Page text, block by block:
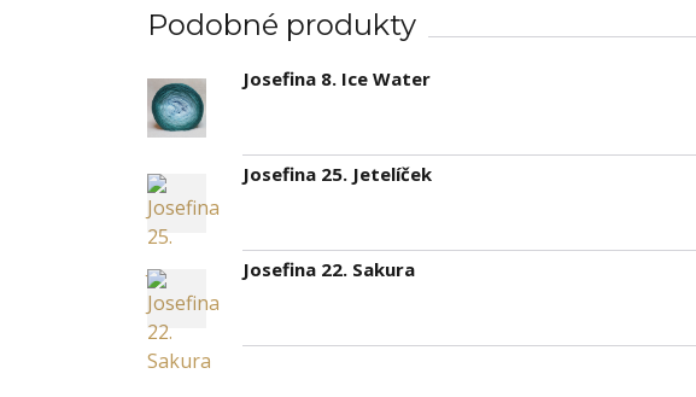
Podobné produkty
Josefina 8. Ice Water
Josefina 25. Jetelíček
Josefina 22. Sakura